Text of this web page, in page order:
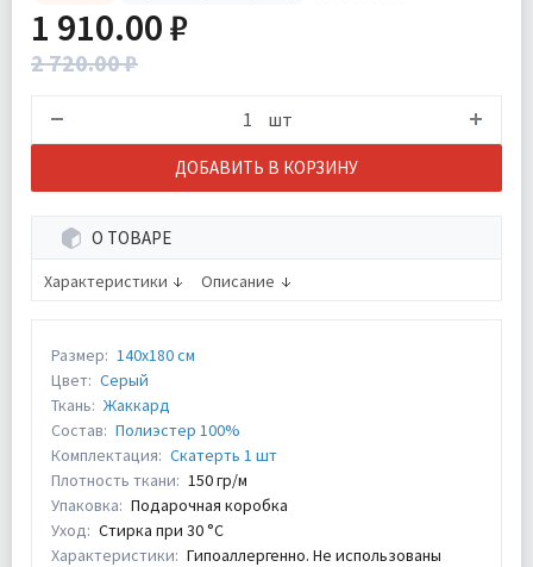
1 910.00 ₽
2 720.00 ₽
шт
ДОБАВИТЬ В КОРЗИНУ
О ТОВАРЕ
Характеристики Описание
Размер: 140х180 см
Цвет: Серый
Ткань: Жаккард
Состав: Полиэстер 100%
Комплектация: Скатерть 1 шт
Плотность ткани: 150 гр/м
Упаковка: Подарочная коробка
Уход: Стирка при 30 °С
Характеристики: Гипоаллергенно. Не использованы